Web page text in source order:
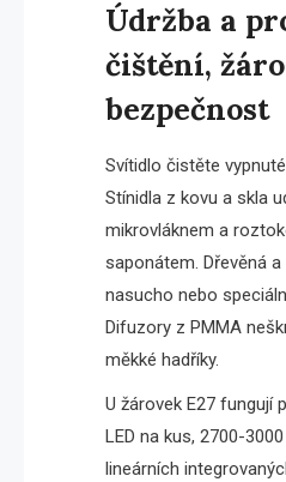
Údržba a
čištění,
bezpečnost
Svítidlo čistěte
Stínidla z kovu a skla
mikrovláknem a
saponátem. Dřevěná
nasucho nebo
Difuzory z PMMA
měkké hadříky.
U žárovek E27 fungují
LED na kus, 2700-3000
lineárních